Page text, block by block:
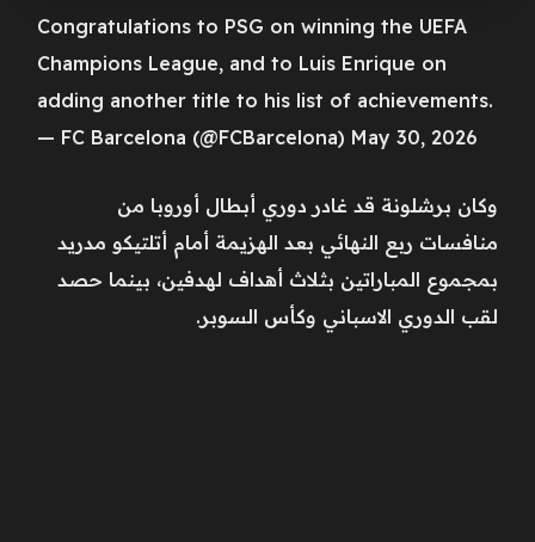
Congratulations to PSG on winning the UEFA
Champions League, and to Luis Enrique on
adding another title to his list of achievements.
— FC Barcelona (@FCBarcelona) May 30, 2026
وكان برشلونة قد غادر دوري أبطال أوروبا من
منافسات ربع النهائي بعد الهزيمة أمام أتلتيكو مدريد
بمجموع المباراتين بثلاث أهداف لهدفين، بينما حصد
لقب الدوري الاسباني وكأس السوبر.